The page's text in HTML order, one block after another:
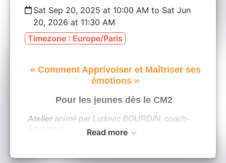
Sat Sep 20, 2025 at 10:00 AM to Sat Jun
20, 2026 at 11:30 AM
Timezone : Europe/Paris
« Comment Apprivoiser et Maîtriser ses
émotions »
Pour les jeunes dès le CM2
Atelieranimé par Ludovic BOURDIN, coach-
éducateur
renseigner auprès de contact@afehp.org)
Read more